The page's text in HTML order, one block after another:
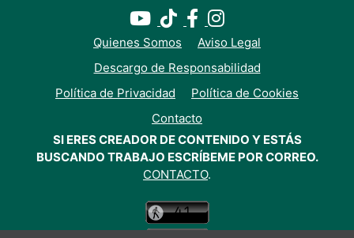
Quienes Somos
Aviso Legal
Descargo de Responsabilidad
Política de Privacidad
Política de Cookies
Contacto
SI ERES CREADOR DE CONTENIDO Y ESTÁS
BUSCANDO TRABAJO ESCRÍBEME POR CORREO.
CONTACTO.